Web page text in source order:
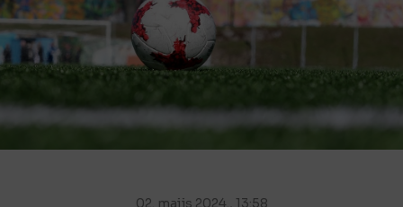
02. maijs 2024., 13:58